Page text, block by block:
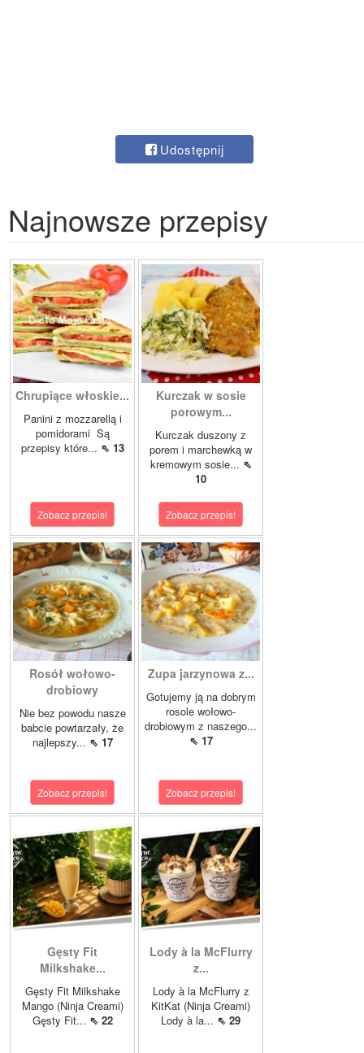
Udostępnij
Najnowsze przepisy
Chrupiące włoskie...
Panini z mozzarellą i
pomidorami Są
przepisy które... ⇖ 13
Zobacz przepis!
Kurczak w sosie
porowym...
Kurczak duszony z
porem i marchewką w
kremowym sosie... ⇖
10
Zobacz przepis!
Rosół wołowo-
drobiowy
Nie bez powodu nasze
babcie powtarzały, że
najlepszy... ⇖ 17
Zobacz przepis!
Zupa jarzynowa z...
Gotujemy ją na dobrym
rosole wołowo-
drobiowym z naszego...
⇖ 17
Zobacz przepis!
Gęsty Fit
Milkshake...
Gęsty Fit Milkshake
Mango (Ninja Creami)
Gęsty Fit... ⇖ 22
Lody à la McFlurry
z...
Lody à la McFlurry z
KitKat (Ninja Creami)
Lody à la... ⇖ 29